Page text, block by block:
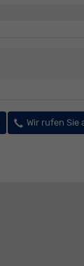
Wir rufen Sie